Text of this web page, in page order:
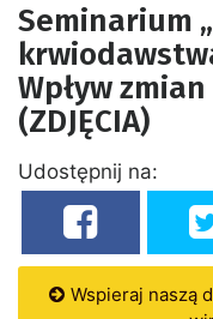
Seminarium
Wpływ
(ZDJĘCIA)
Udostępnij na:
Wspieraj naszą